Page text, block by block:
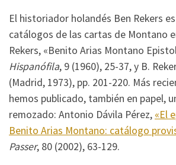
El historiador holandés Ben Rekers
catálogos de las cartas de Montano
Rekers, «Benito Arias Montano
Hispanófila, 9 (1960), 25-37, y B.
(Madrid, 1973), pp. 201-220. Más
hemos publicado, también en papel,
remozado: Antonio Dávila Pérez, «El
Benito Arias Montano: catálogo
Passer, 80 (2002), 63-129.